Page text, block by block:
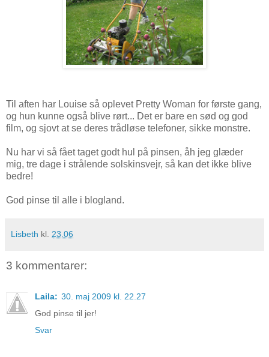
Til aften har Louise så oplevet Pretty Woman for første gang,
og hun kunne også blive rørt... Det er bare en sød og god
film, og sjovt at se deres trådløse telefoner, sikke monstre.
Nu har vi så fået taget godt hul på pinsen, åh jeg glæder
mig, tre dage i strålende solskinsvejr, så kan det ikke blive
bedre!
God pinse til alle i blogland.
Lisbeth kl. 23.06
3 kommentarer:
Laila: 30. maj 2009 kl. 22.27
God pinse til jer!
Svar